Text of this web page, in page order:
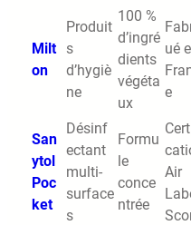
Milt
on
Produit
s
d’hygiè
ne
100 %
d’ingré
dients
végéta
ux
ué
e
San
ytol
Poc
ket
Désinf
ectant
multi-
surface
s
Formu
le
conce
ntrée
Air